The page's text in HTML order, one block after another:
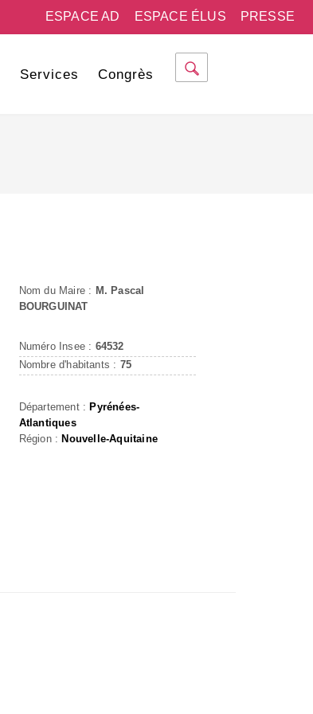
PRESSE
ESPACE ÉLUS
ESPACE AD
Services Congrès
Nom du Maire : M. Pascal
BOURGUINAT
Numéro Insee : 64532
Nombre d'habitants : 75
Département : Pyrénées-
Atlantiques
Région : Nouvelle-Aquitaine